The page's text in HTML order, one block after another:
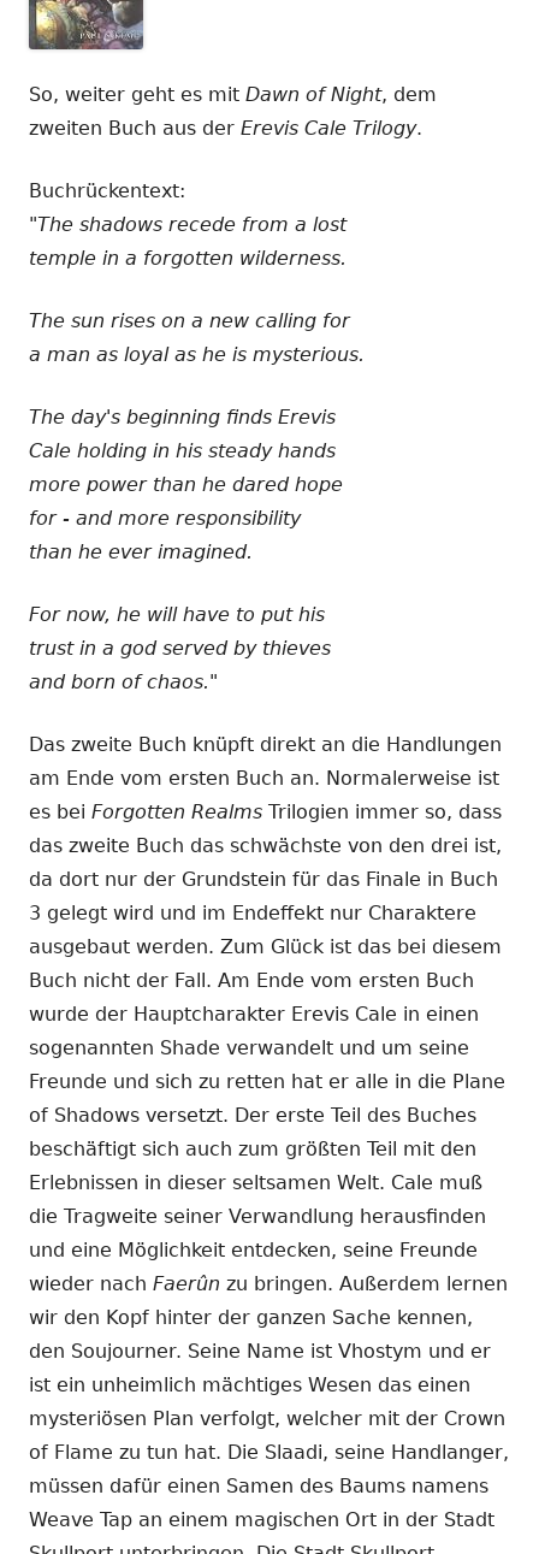
So, weiter geht es mit Dawn of Night, dem
zweiten Buch aus der Erevis Cale Trilogy.
Buchrückentext:
"The shadows recede from a lost
temple in a forgotten wilderness.
The sun rises on a new calling for
a man as loyal as he is mysterious.
The day's beginning finds Erevis
Cale holding in his steady hands
more power than he dared hope
for - and more responsibility
than he ever imagined.
For now, he will have to put his
trust in a god served by thieves
and born of chaos."
Das zweite Buch knüpft direkt an die Handlungen
am Ende vom ersten Buch an. Normalerweise ist
es bei Forgotten Realms Trilogien immer so, dass
das zweite Buch das schwächste von den drei ist,
da dort nur der Grundstein für das Finale in Buch
3 gelegt wird und im Endeffekt nur Charaktere
ausgebaut werden. Zum Glück ist das bei diesem
Buch nicht der Fall. Am Ende vom ersten Buch
wurde der Hauptcharakter Erevis Cale in einen
sogenannten Shade verwandelt und um seine
Freunde und sich zu retten hat er alle in die Plane
of Shadows versetzt. Der erste Teil des Buches
beschäftigt sich auch zum größten Teil mit den
Erlebnissen in dieser seltsamen Welt. Cale muß
die Tragweite seiner Verwandlung herausfinden
und eine Möglichkeit entdecken, seine Freunde
wieder nach Faerûn zu bringen. Außerdem lernen
wir den Kopf hinter der ganzen Sache kennen,
den Soujourner. Seine Name ist Vhostym und er
ist ein unheimlich mächtiges Wesen das einen
mysteriösen Plan verfolgt, welcher mit der Crown
of Flame zu tun hat. Die Slaadi, seine Handlanger,
müssen dafür einen Samen des Baums namens
Weave Tap an einem magischen Ort in der Stadt